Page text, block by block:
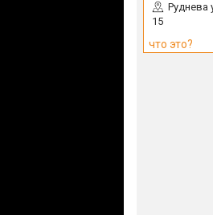
Руднева
15
что это?